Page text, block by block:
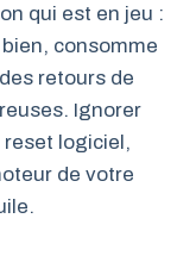
qui est en jeu :
consomme
retours de
Ignorer
reset logiciel,
de votre